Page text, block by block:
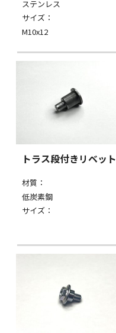
ステンレス
サイズ：
M10x12
トラス段付きリベット
材質：
低炭素鋼
サイズ：